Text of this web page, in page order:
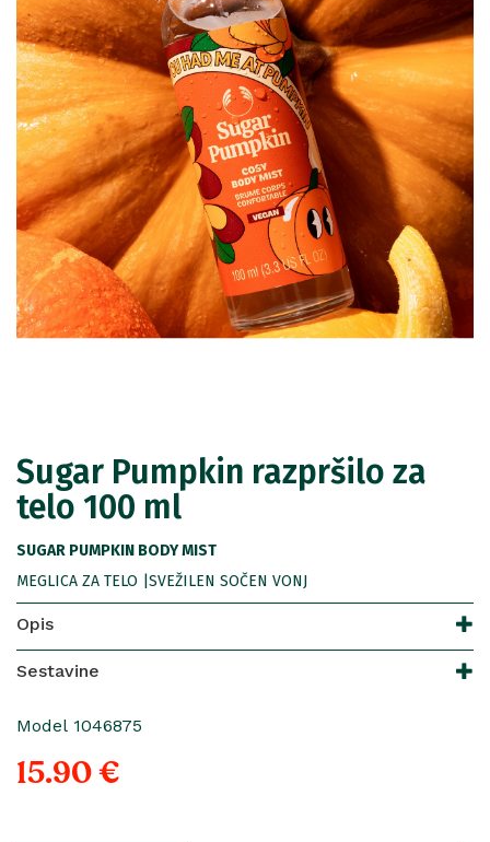
Sugar Pumpkin razpršilo za
telo 100 ml
SUGAR PUMPKIN BODY MIST
MEGLICA ZA TELO |SVEŽILEN SOČEN VONJ
Opis
Sestavine
Model 1046875
15.90 €